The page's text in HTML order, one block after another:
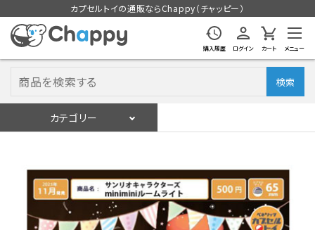
カプセルトイの通販ならChappy（チャッピー）
購入履歴 ログイン カート メニュー
検索
カテゴリー
入荷スケジュールをチェック